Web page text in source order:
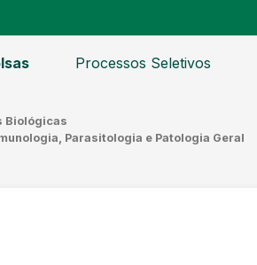
Processos Seletivos
Biológicas
Parasitologia e Patologia Geral